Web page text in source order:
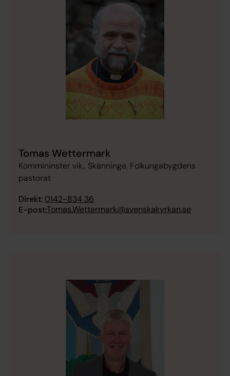
Tomas Wettermark
Kommininster vik., Skänninge, Folkungabygdens
pastorat
Direkt: 0142-834 36
E-post:Tomas.Wettermark@svenskakyrkan.se